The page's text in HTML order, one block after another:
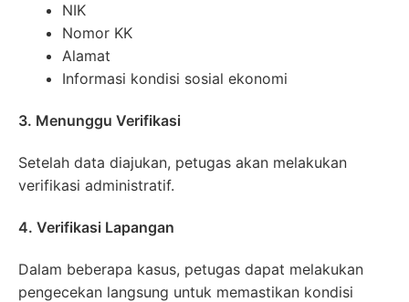
NIK
Nomor KK
Alamat
Informasi kondisi sosial ekonomi
3. Menunggu Verifikasi
Setelah data diajukan, petugas akan melakukan
verifikasi administratif.
4. Verifikasi Lapangan
Dalam beberapa kasus, petugas dapat melakukan
pengecekan langsung untuk memastikan kondisi